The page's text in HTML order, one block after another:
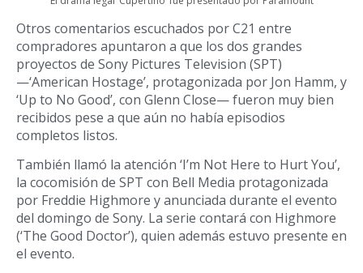
Otros comentarios escuchados por C21 entre
compradores apuntaron a que los dos grandes
proyectos de Sony Pictures Television (SPT)
—‘American Hostage’, protagonizada por Jon Hamm, y
‘Up to No Good’, con Glenn Close— fueron muy bien
recibidos pese a que aún no había episodios
completos listos.
También llamó la atención ‘I’m Not Here to Hurt You’,
la cocomisión de SPT con Bell Media protagonizada
por Freddie Highmore y anunciada durante el evento
del domingo de Sony. La serie contará con Highmore
(‘The Good Doctor’), quien además estuvo presente en
el evento.